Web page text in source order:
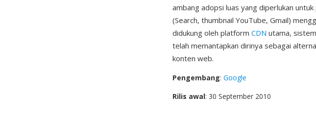
ambang adopsi luas yang diperlukan
(Search, thumbnail YouTube, Gmail)
didukung oleh platform CDN utama,
telah memantapkan dirinya sebagai
konten web.
Pengembang: Google
Rilis awal: 30 September 2010